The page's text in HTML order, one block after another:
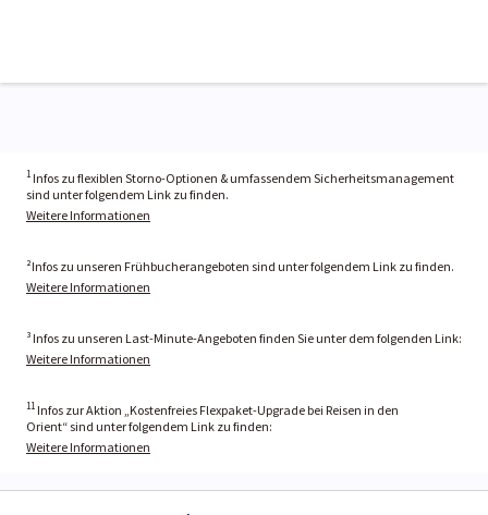
1 Infos zu flexiblen Storno-Optionen & umfassendem Sicherheitsmanagement
sind unter folgendem Link zu finden.
Weitere Informationen
²Infos zu unseren Frühbucherangeboten sind unter folgendem Link zu finden.
Weitere Informationen
³ Infos zu unseren Last-Minute-Angeboten finden Sie unter dem folgenden Link:
Weitere Informationen
11 Infos zur Aktion „Kostenfreies Flexpaket-Upgrade bei Reisen in den
Orient“ sind unter folgendem Link zu finden:
Weitere Informationen